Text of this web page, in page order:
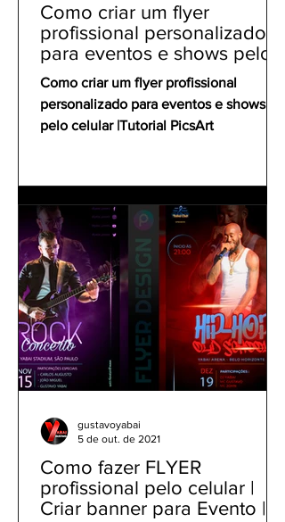
Como criar um flyer
profissional personalizado
para eventos e shows pelo
celular | Tutorial PicsArt
Como criar um flyer profissional
personalizado para eventos e shows
pelo celular |Tutorial PicsArt
Como fazer FLYER
profissional pelo celular |
Criar banner para Evento |
gustavoyabai
5 de out. de 2021